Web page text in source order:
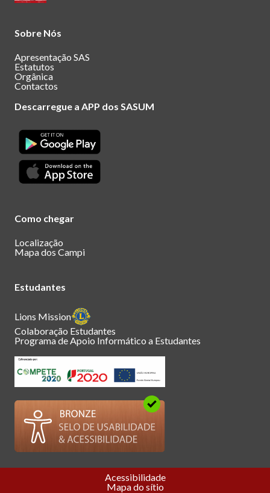
Sobre Nós
Apresentação SAS
Estatutos
Orgânica
Contactos
Descarregue a APP dos SASUM
Como chegar
Localização
Mapa dos Campi
Estudantes
Lions Mission
Colaboração Estudantes
Programa de Apoio Informático a Estudantes
Acessibilidade
Mapa do sítio